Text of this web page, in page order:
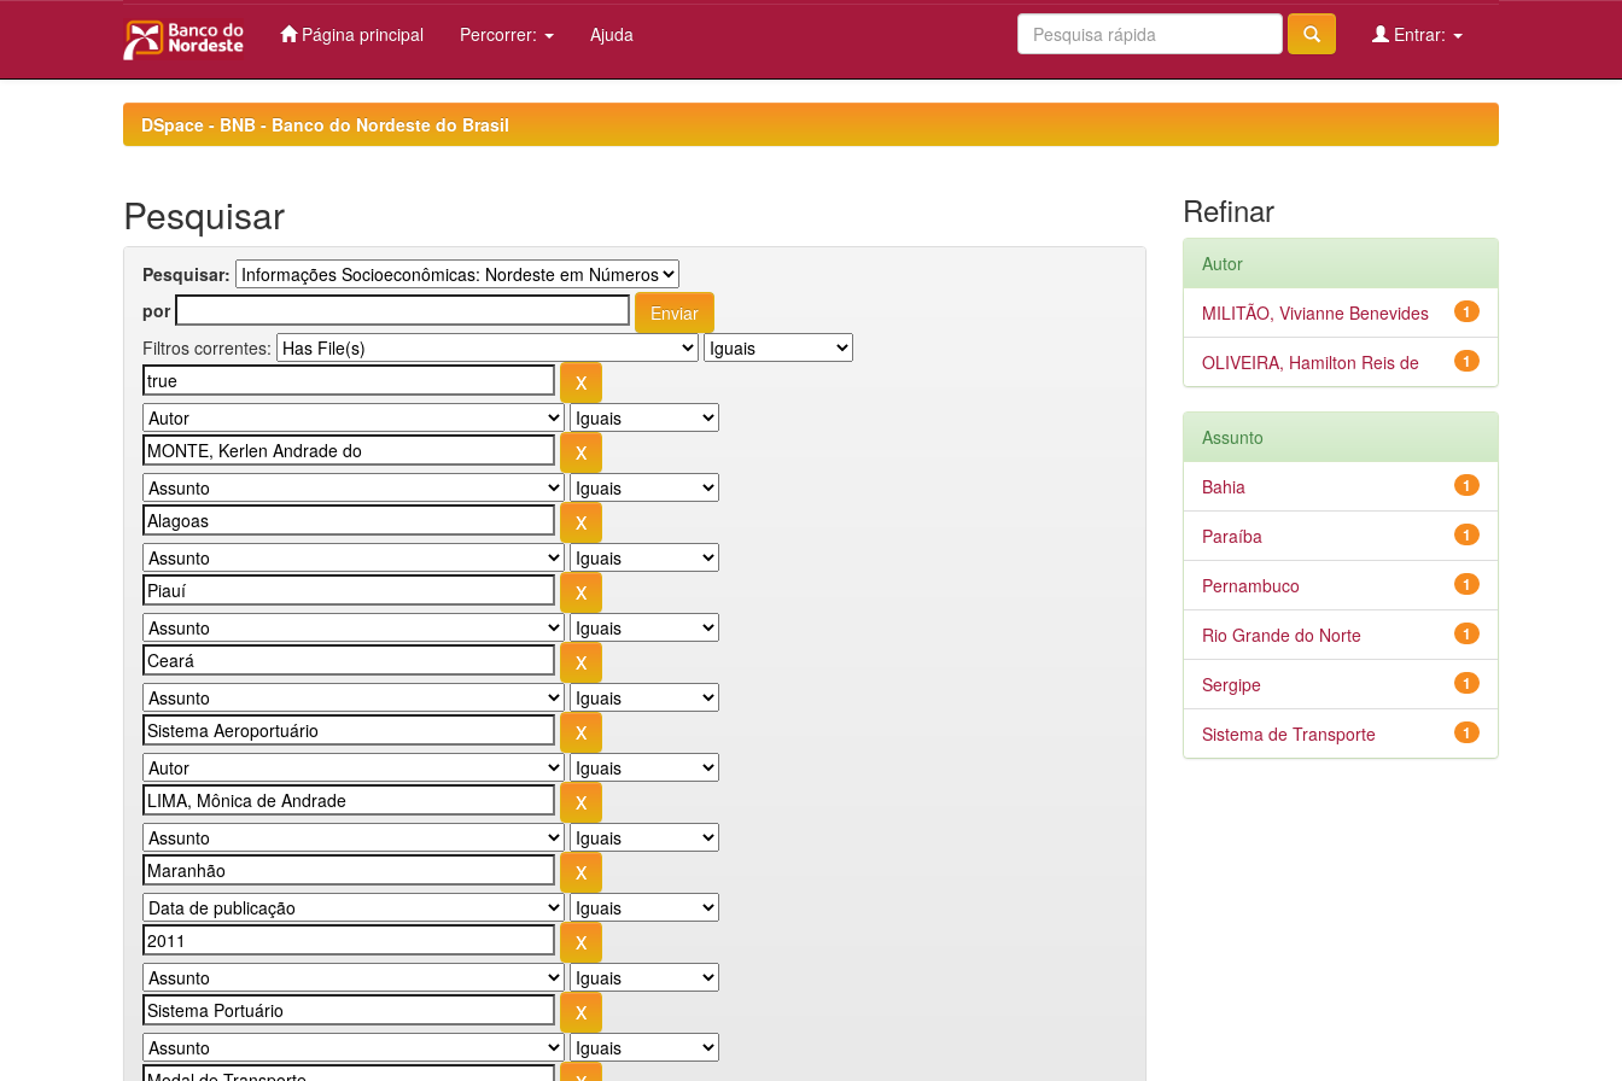
Página principal Percorrer: Ajuda Entrar:
DSpace - BNB - Banco do Nordeste do Brasil
Pesquisar
Pesquisar:
por
Filtros correntes:
Refinar
Autor
1
MILITÃO, Vivianne Benevides
1
OLIVEIRA, Hamilton Reis de
Assunto
1
Bahia
1
Paraíba
1
Pernambuco
1
Rio Grande do Norte
1
Sergipe
1
Sistema de Transporte